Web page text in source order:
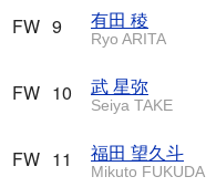
FW 9 有田 稜
Ryo ARITA
FW 10 武 星弥
Seiya TAKE
FW 11 福田 望久斗
Mikuto FUKUDA